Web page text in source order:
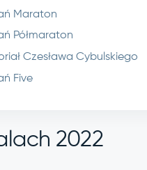
Maraton
Półmaraton
Czesława Cybulskiego
Five
2022